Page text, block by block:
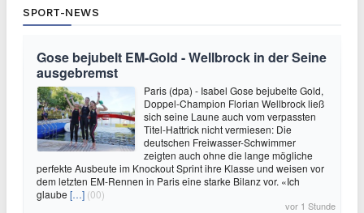
SPORT-NEWS
Gose bejubelt EM-Gold - Wellbrock in der Seine
ausgebremst
Paris (dpa) - Isabel Gose bejubelte Gold,
Doppel-Champion Florian Wellbrock ließ
sich seine Laune auch vom verpassten
Titel-Hattrick nicht vermiesen: Die
deutschen Freiwasser-Schwimmer
zeigten auch ohne die lange mögliche
perfekte Ausbeute im Knockout Sprint ihre Klasse und weisen vor
dem letzten EM-Rennen in Paris eine starke Bilanz vor. «Ich
glaube […] (00)
vor 1 Stunde